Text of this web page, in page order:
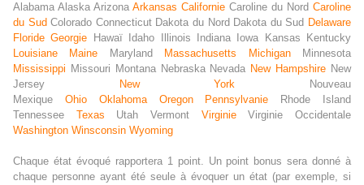
Alabama Alaska Arizona Arkansas Californie Caroline du Nord Caroline
du Sud Colorado Connecticut Dakota du Nord Dakota du Sud Delaware
Floride Georgie Hawaï Idaho Illinois Indiana Iowa Kansas Kentucky
Louisiane
Maine Maryland Massachusetts Michigan
Minnesota
Mississippi Missouri Montana Nebraska Nevada New Hampshire New
Jersey
New York Nouveau
Mexique Ohio Oklahoma Oregon Pennsylvanie
Rhode Island
Tennessee Texas Utah Vermont VirginieVirginie Occidentale
Washington Winsconsin Wyoming
Chaque état évoqué rapportera 1 point. Un point bonus sera donné à
chaque personne ayant été seule à évoquer un état (par exemple, si